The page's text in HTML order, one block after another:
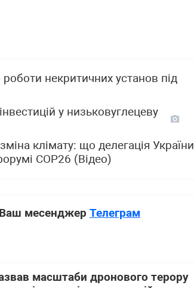
некритичних установ під
у низьковуглецеву
клімату: що делегація України
COP26 (Відео)
Ваш месенджер Телеграм
масштаби дронового терору